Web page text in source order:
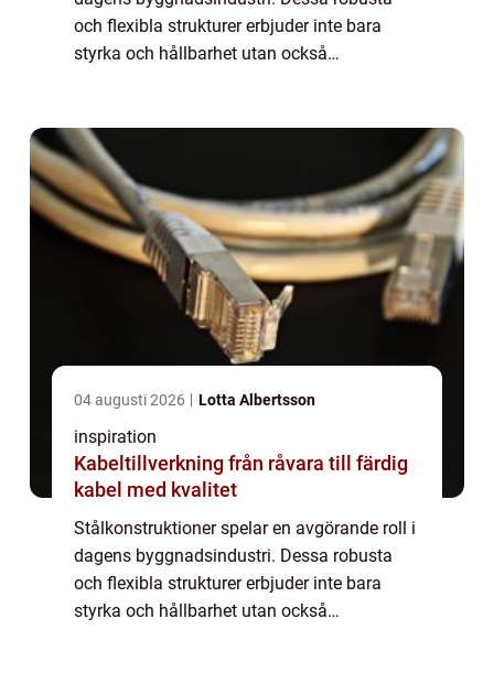
och flexibla strukturer erbjuder inte bara
styrka och hållbarhet utan också
04 augusti 2026 Lotta Albertsson
inspiration
Kabeltillverkning från råvara till färdig
kabel med kvalitet
Stålkonstruktioner spelar en avgörande roll i
dagens byggnadsindustri. Dessa robusta
och flexibla strukturer erbjuder inte bara
styrka och hållbarhet utan också